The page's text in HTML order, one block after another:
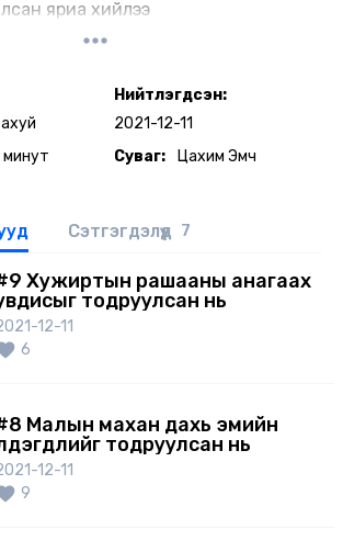
яриа хийлээ
ахуй
Нийтлэгдсэн:
2021-12-11
Суваг:
Цахим Эмч
Сэтгэгдэлүүд 7
Хужиртын рашааны анагаах
тодруулсан нь
12-11
6
Малын махан дахь эмийн
тодруулсан нь
12-11
9